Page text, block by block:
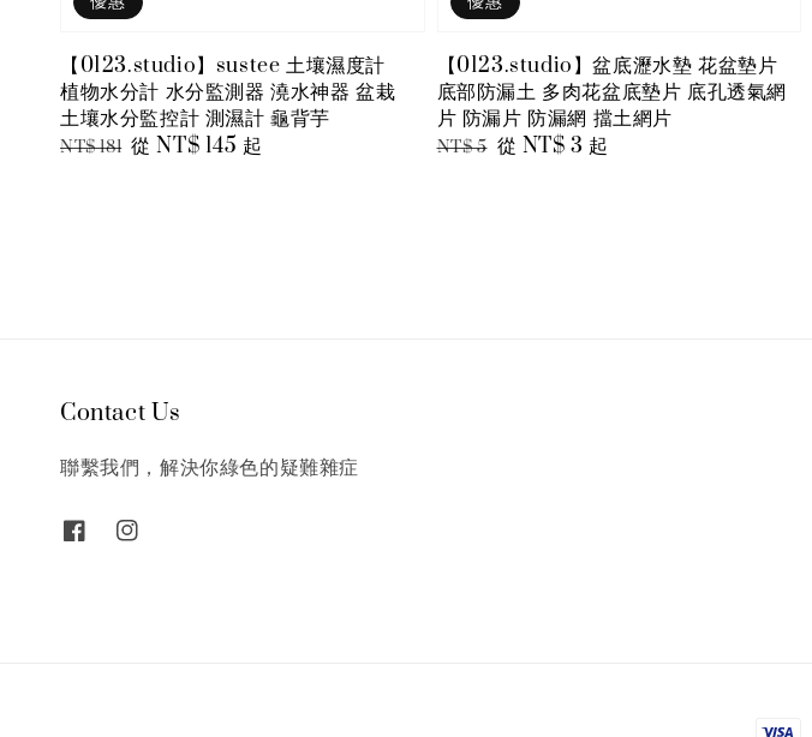
【0123.studio】sustee 土壤濕度計
植物水分計 水分監測器 澆水神器 盆栽
土壤水分監控計 測濕計 龜背芋
Regular
NT$ 181 Sale
從NT$ 145 起
【0123.studio】盆底瀝水墊 花盆墊片
底部防漏土 多肉花盆底墊片 底孔透氣網
片 防漏片 防漏網 擋土網片
Regular
NT$ 5 Sale
從 NT$ 3 起
Contact Us
聯繫我們，解決你綠色的疑難雜症